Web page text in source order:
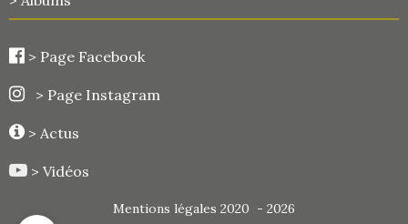
> Page Facebook
> Page Instagram
> Actus
> Vidéos
Mentions légales 2020 - 2026